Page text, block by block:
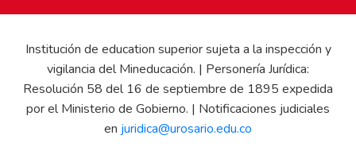
Institución de education superior sujeta a la inspección y
vigilancia del Mineducación. | Personería Jurídica:
Resolución 58 del 16 de septiembre de 1895 expedida
por el Ministerio de Gobierno. | Notificaciones judiciales
en juridica@urosario.edu.co